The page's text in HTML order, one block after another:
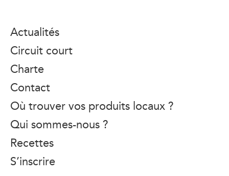
Actualités
Circuit court
Charte
Contact
Où trouver vos produits locaux ?
Qui sommes-nous ?
Recettes
S’inscrire